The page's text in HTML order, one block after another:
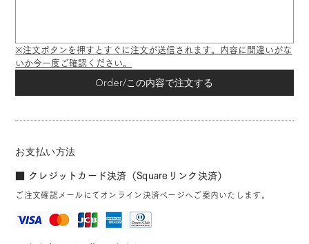
※注文ボタンを押すとすぐに注文が送信されます。内容に間違いがな
いか今一度ご確認ください。
Order/この内容で注文する
お支払い方法
■ クレジットカード決済（Squareリンク決済）
ご注文確認メールにてオンライン決済ページへご案内いたします。